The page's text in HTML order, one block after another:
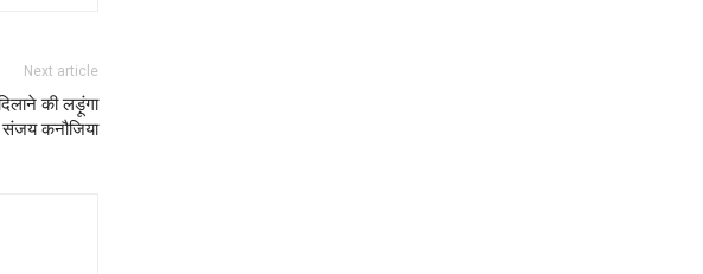
Next article
की लड़ूंगा
कनौजिया